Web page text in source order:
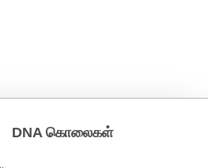
DNA கொலைகள்